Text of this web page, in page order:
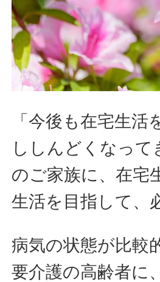
「今後も在宅生
ししんどくなっ
のご家族に、在宅
生活を目指して、
病気の状態が比較
要介護の高齢者に